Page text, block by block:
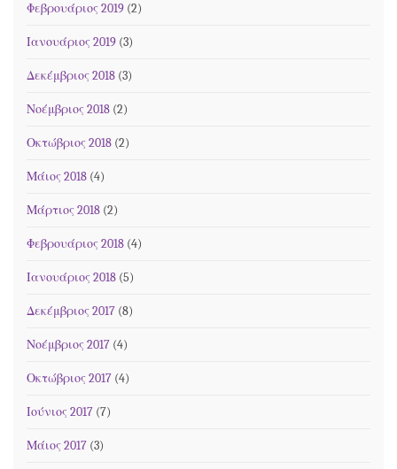
Φεβρουάριος 2019 (2)
Ιανουάριος 2019 (3)
Δεκέμβριος 2018 (3)
Νοέμβριος 2018 (2)
Οκτώβριος 2018 (2)
Μάιος 2018 (4)
Μάρτιος 2018 (2)
Φεβρουάριος 2018 (4)
Ιανουάριος 2018 (5)
Δεκέμβριος 2017 (8)
Νοέμβριος 2017 (4)
Οκτώβριος 2017 (4)
Ιούνιος 2017 (7)
Μάιος 2017 (3)